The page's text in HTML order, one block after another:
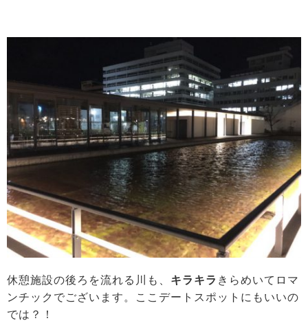
休憩施設の後ろを流れる川も、 キラキラ きらめいてロマ
ンチックでございます。ここデートスポットにもいいの
では？！